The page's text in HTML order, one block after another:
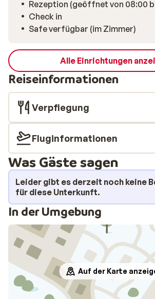
deine Skischuhe am nächsten
angenehm warm bereit. Mit dem
nutzbar gegen Vorlage deines
Gästekarte, bewegst du dich zudem
das gesamte Gebiet. Auch das
Ortisei ist bequem zu Fuß erreichbar
perfekt für einen abendlichen
Geschäften und Restaurants. Hier
frische Bergluft, die heimelige
Vorfreude auf einen weiteren
Check in
Safe verfügbar (im Zimmer)
Alle Einrichtungen
Reiseinformationen
Verpflegung
Fluginformationen
Was Gäste sagen
Leider gibt es derzeit noch keine
für diese Unterkunft.
In der Umgebung
Auf der Karte